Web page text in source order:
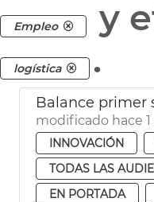
Empleo y
logística .
modificado hace 1
INNOVACIÓN
TODAS LAS
EN PORTADA